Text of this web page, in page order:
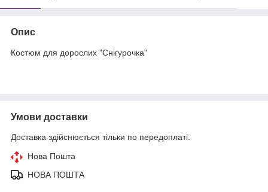
Опис
Костюм для дорослих "Снігурочка"
Умови доставки
Доставка здійснюється тільки по передоплаті.
Нова Пошта
НОВА ПОШТА